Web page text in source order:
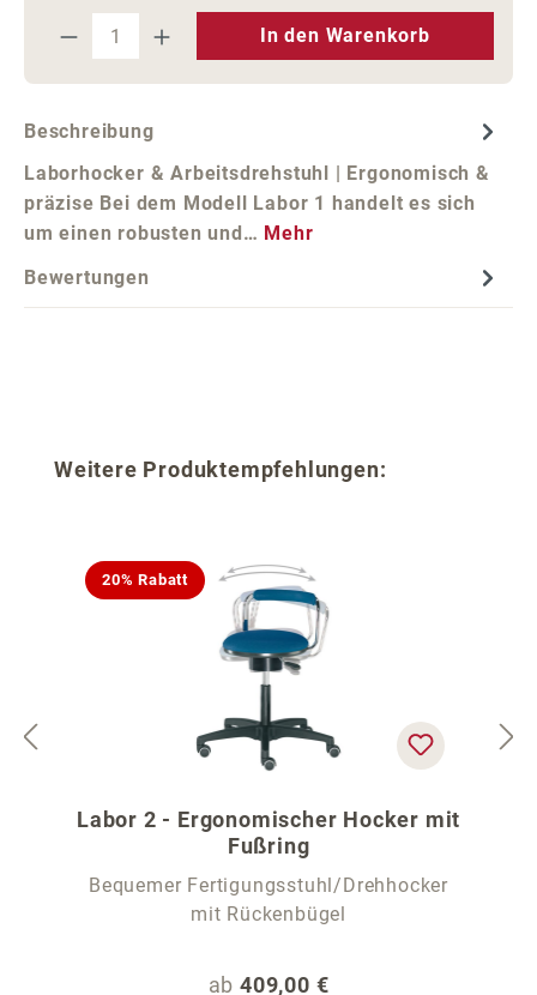
Produkt Anzahl: Gib den
In den Warenkorb
Beschreibung
Laborhocker & Arbeitsdrehstuhl | Ergonomisch &
präzise Bei dem Modell Labor 1 handelt es sich
um einen robusten und… Mehr
Bewertungen
Produktgalerie überspringen
Weitere Produktempfehlungen:
20% Rabatt
Labor 2 - Ergonomischer Hocker mit
Fußring
Bequemer Fertigungsstuhl/Drehhocker
mit Rückenbügel
Regulärer Preis:
ab 409,00 €